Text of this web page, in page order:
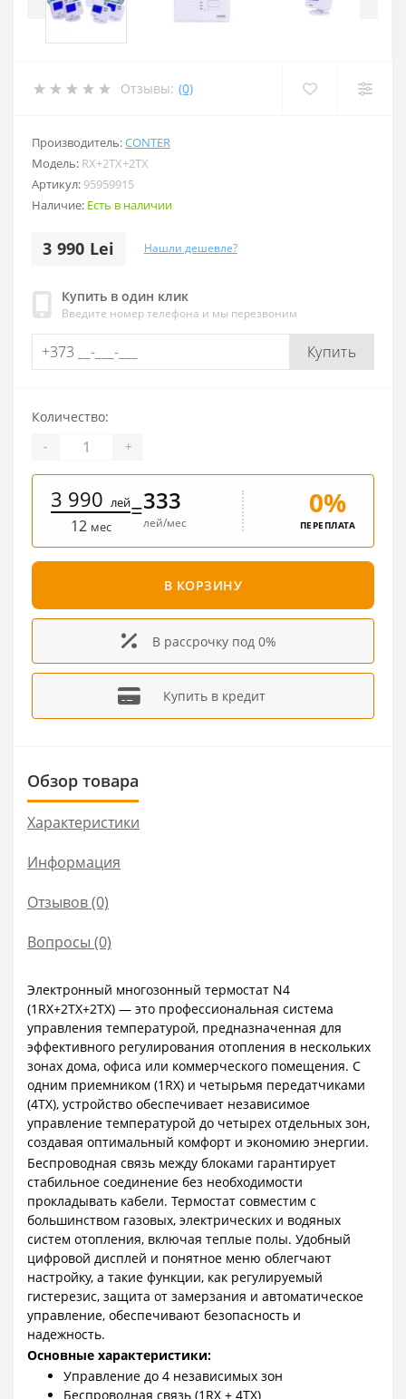
Отзывы: (0)
Производитель:CONTER
Модель: RX+2TX+2TX
Артикул: 95959915
Наличие: Есть в наличии
3 990 Lei Нашли дешевле?
Купить в один клик
Введите номер телефона и мы перезвоним
Купить
Количество:
- +
3 990 лей
12 мес
=333
лей/мес
0%
ПЕРЕПЛАТА
В КОРЗИНУ
В рассрочку под 0%
Купить в кредит
Обзор товара
Характеристики
Информация
Отзывов (0)
Вопросы (0)
Электронный многозонный термостат N4
(1RX+2TX+2TX) — это профессиональная система
управления температурой, предназначенная для
эффективного регулирования отопления в нескольких
зонах дома, офиса или коммерческого помещения. С
одним приемником (1RX) и четырьмя передатчиками
(4TX), устройство обеспечивает независимое
управление температурой до четырех отдельных зон,
создавая оптимальный комфорт и экономию энергии.
Беспроводная связь между блоками гарантирует
стабильное соединение без необходимости
прокладывать кабели. Термостат совместим с
большинством газовых, электрических и водяных
систем отопления, включая теплые полы. Удобный
цифровой дисплей и понятное меню облегчают
настройку, а такие функции, как регулируемый
гистерезис, защита от замерзания и автоматическое
управление, обеспечивают безопасность и
надежность.
Основные характеристики:
Управление до 4 независимых зон
Беспроводная связь (1RX + 4TX)